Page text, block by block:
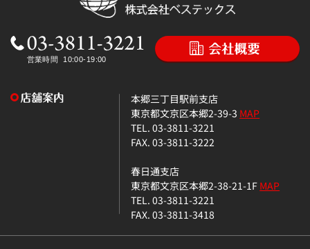
本郷三丁目駅前支店
東京都文京区本郷2-39-3 MAP
TEL. 03-3811-3221
FAX. 03-3811-3222
春日通支店
東京都文京区本郷2-38-21-1FMAP
TEL. 03-3811-3221
FAX. 03-3811-3418